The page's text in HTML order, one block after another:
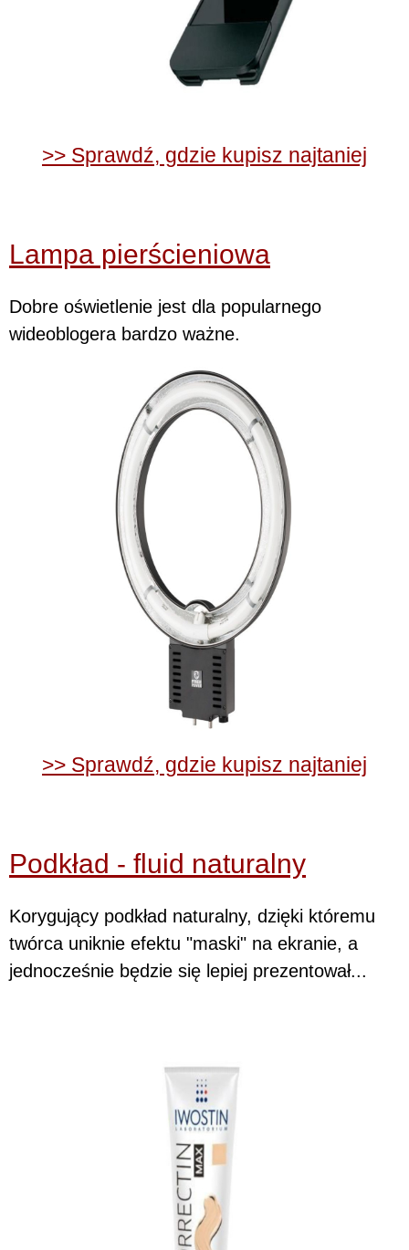
>> Sprawdź, gdzie kupisz najtaniej
Lampa pierścieniowa
Dobre oświetlenie jest dla popularnego
wideoblogera bardzo ważne.
>> Sprawdź, gdzie kupisz najtaniej
Podkład - fluid naturalny
Korygujący podkład naturalny, dzięki któremu
twórca uniknie efektu "maski" na ekranie, a
jednocześnie będzie się lepiej prezentował...